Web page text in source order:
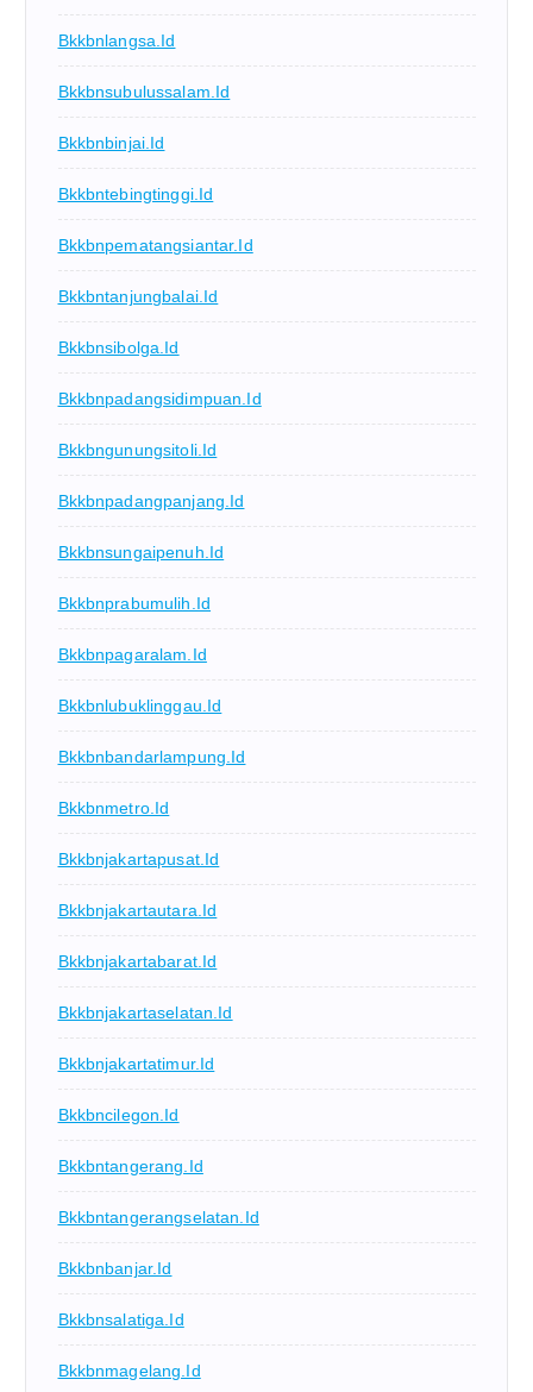
Bkkbnlangsa.id
Bkkbnsubulussalam.id
Bkkbnbinjai.id
Bkkbntebingtinggi.id
Bkkbnpematangsiantar.id
Bkkbntanjungbalai.id
Bkkbnsibolga.id
Bkkbnpadangsidimpuan.id
Bkkbngunungsitoli.id
Bkkbnpadangpanjang.id
Bkkbnsungaipenuh.id
Bkkbnprabumulih.id
Bkkbnpagaralam.id
Bkkbnlubuklinggau.id
Bkkbnbandarlampung.id
Bkkbnmetro.id
Bkkbnjakartapusat.id
Bkkbnjakartautara.id
Bkkbnjakartabarat.id
Bkkbnjakartaselatan.id
Bkkbnjakartatimur.id
Bkkbncilegon.id
Bkkbntangerang.id
Bkkbntangerangselatan.id
Bkkbnbanjar.id
Bkkbnsalatiga.id
Bkkbnmagelang.id